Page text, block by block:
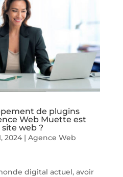
de plugins
Web Muette est
web ?
2024| Agence Web
digital actuel, avoir